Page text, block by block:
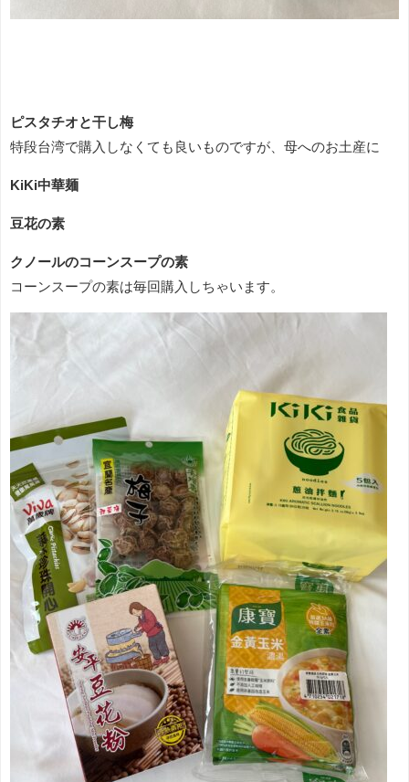
ピスタチオと干し梅
特段台湾で購入しなくても良いものですが、母へのお土産に
KiKi中華麺
豆花の素
クノールのコーンスープの素
コーンスープの素は毎回購入しちゃいます。